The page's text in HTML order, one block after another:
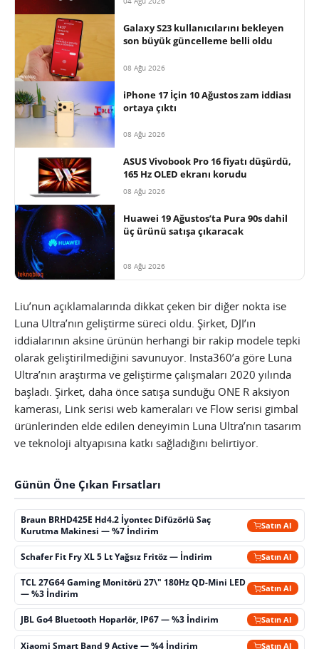
Galaxy S23 kullanıcılarını bekleyen
son büyük güncelleme belli oldu
08 Ağu 2026
iPhone 17 İçin 10 Ağustos zam iddiası
ortaya çıktı
08 Ağu 2026
ASUS Vivobook Pro 16 fiyatı düşürdü,
165 Hz OLED ekranı korudu
08 Ağu 2026
Huawei 19 Ağustos’ta Pura 90s dahil
üç ürünü satışa çıkaracak
08 Ağu 2026
Liu’nun açıklamalarında dikkat çeken bir diğer nokta ise
Luna Ultra’nın geliştirme süreci oldu. Şirket, DJI’ın
iddialarının aksine ürünün herhangi bir rakip modele tepki
olarak geliştirilmediğini savunuyor. Insta360’a göre Luna
Ultra’nın araştırma ve geliştirme çalışmaları 2020 yılında
başladı. Şirket, daha önce satışa sunduğu ONE R aksiyon
kamerası, Link serisi web kameraları ve Flow serisi gimbal
ürünlerinden elde edilen deneyimin Luna Ultra’nın tasarım
ve teknoloji altyapısına katkı sağladığını belirtiyor.
Günün Öne Çıkan Fırsatları
Braun BRHD425E Hd4.2 İyontec Difüzörlü Saç
Kurutma Makinesi — %7 İndirim
Satın Al
Schafer Fit Fry XL 5 Lt Yağsız Fritöz — İndirim Satın Al
TCL 27G64 Gaming Monitörü 27\" 180Hz QD-Mini LED
— %3 İndirim
Satın Al
JBL Go4 Bluetooth Hoparlör, IP67 — %3 İndirim Satın Al
Xiaomi Smart Band 9 Active — %4 İndirim Satın Al